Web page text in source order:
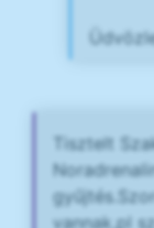
Tisztelt
vannak,pl